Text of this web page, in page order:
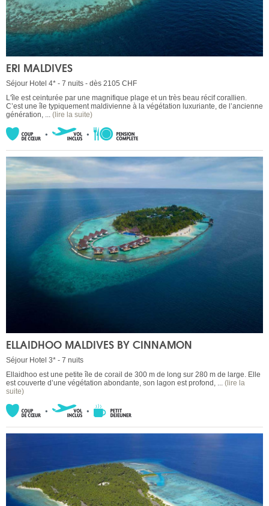
ERI MALDIVES
Séjour Hotel 4* - 7 nuits - dès 2105 CHF
L'île est ceinturée par une magnifique plage et un très beau récif corallien.
C’est une île typiquement maldivienne à la végétation luxuriante, de l’ancienne
génération, ... (lire la suite)
ELLAIDHOO MALDIVES BY CINNAMON
Séjour Hotel 3* - 7 nuits
Ellaidhoo est une petite île de corail de 300 m de long sur 280 m de large. Elle
est couverte d’une végétation abondante, son lagon est profond, ... (lire la
suite)